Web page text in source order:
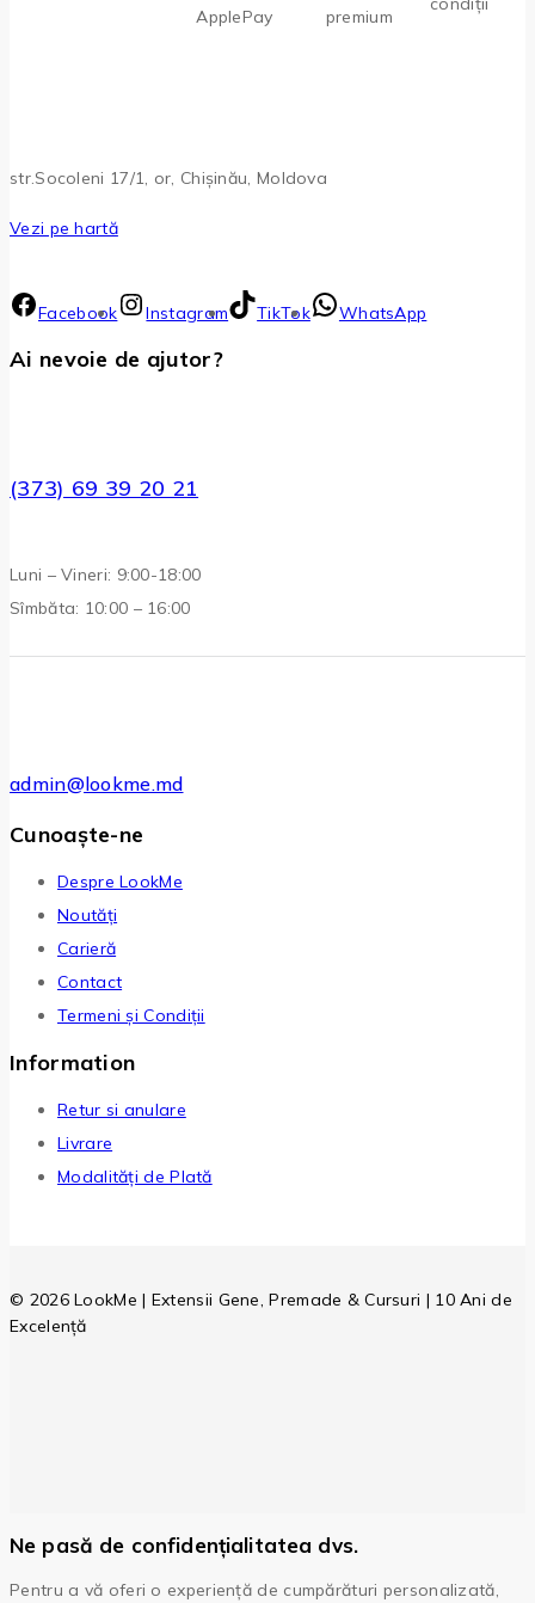
ApplePay
premium
str.Socoleni 17/1, or, Chișinău, Moldova
Vezi pe hartă
Facebook Instagram TikTok WhatsApp
Ai nevoie de ajutor?
(373) 69 39 20 21
Luni – Vineri: 9:00-18:00
Sîmbăta: 10:00 – 16:00
admin@lookme.md
Cunoaște-ne
Despre LookMe
Noutăți
Carieră
Contact
Termeni și Condiții
Information
Retur si anulare
Livrare
Modalități de Plată
© 2026 LookMe | Extensii Gene, Premade & Cursuri | 10 Ani de
Excelență
Ne pasă de confidențialitatea dvs.
Pentru a vă oferi o experiență de cumpărături personalizată,